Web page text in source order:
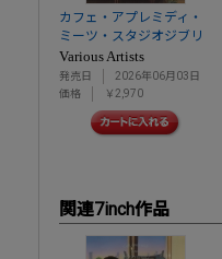
カフェ・アプレミディ・
ミーツ・スタジオジブリ
Various Artists
発売日
2026年06月03日
価格
￥2,970
関連7inch作品